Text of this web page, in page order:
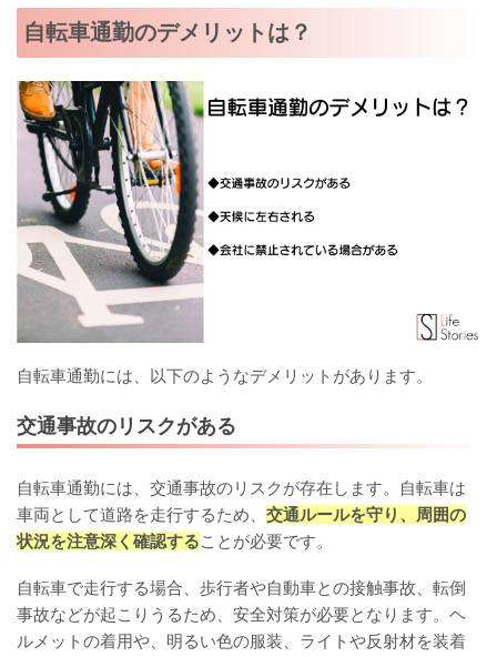
自転車通勤のデメリットは？
自転車通勤には、以下のようなデメリットがあります。
交通事故のリスクがある
自転車通勤には、交通事故のリスクが存在します。自転車は
車両として道路を走行するため、 交通ルールを守り、周囲の
状況を注意深く確認することが必要です。
自転車で走行する場合、歩行者や自動車との接触事故、転倒
事故などが起こりうるため、安全対策が必要となります。ヘ
ルメットの着用や、明るい色の服装、ライトや反射材を装着